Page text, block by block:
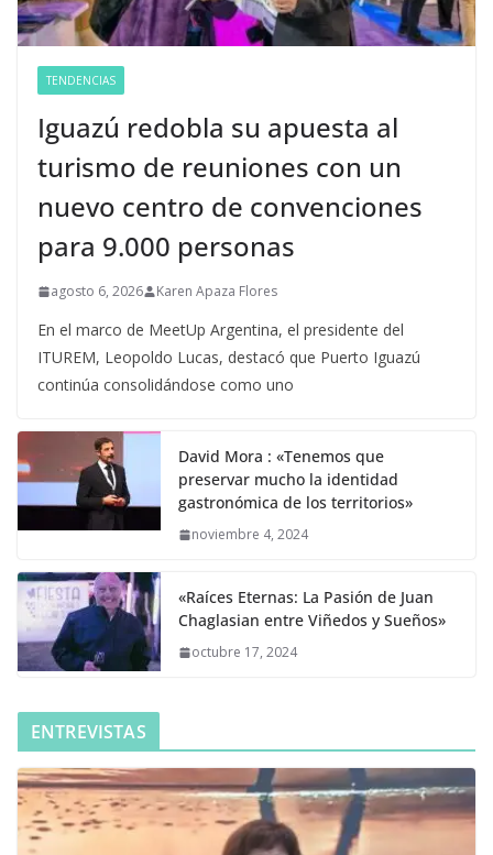
TENDENCIAS
Iguazú redobla su apuesta al
turismo de reuniones con un
nuevo centro de convenciones
para 9.000 personas
agosto 6, 2026 Karen Apaza Flores
En el marco de MeetUp Argentina, el presidente del
ITUREM, Leopoldo Lucas, destacó que Puerto Iguazú
continúa consolidándose como uno
David Mora : «Tenemos que
preservar mucho la identidad
gastronómica de los territorios»
noviembre 4, 2024
«Raíces Eternas: La Pasión de Juan
Chaglasian entre Viñedos y Sueños»
octubre 17, 2024
ENTREVISTAS